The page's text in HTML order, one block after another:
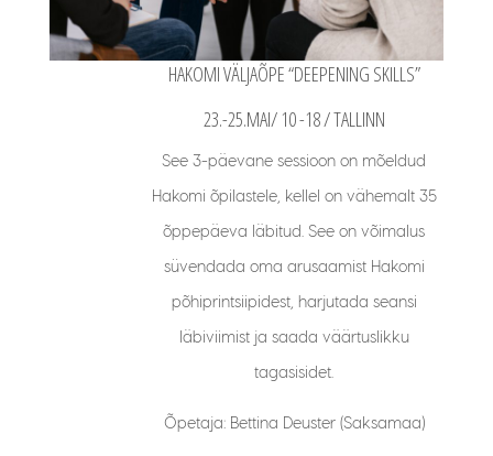
HAKOMI VÄLJAÕPE “DEEPENING SKILLS”
23.-25.MAI/ 10 -18 / TALLINN
See 3-päevane sessioon on mõeldud
Hakomi õpilastele, kellel on vähemalt 35
õppepäeva läbitud. See on võimalus
süvendada oma arusaamist Hakomi
põhiprintsiipidest, harjutada seansi
läbiviimist ja saada väärtuslikku
tagasisidet.
Õpetaja: Bettina Deuster (Saksamaa)